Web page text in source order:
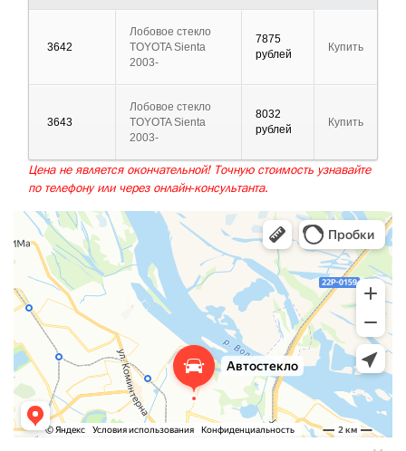
3642
Лобовое стекло
TOYOTA Sienta
2003-
7875
рублей
Купить
3643
Лобовое стекло
TOYOTA Sienta
2003-
8032
рублей
Купить
Цена не является окончательной! Точную стоимость узнавайте
по телефону или через онлайн-консультанта.